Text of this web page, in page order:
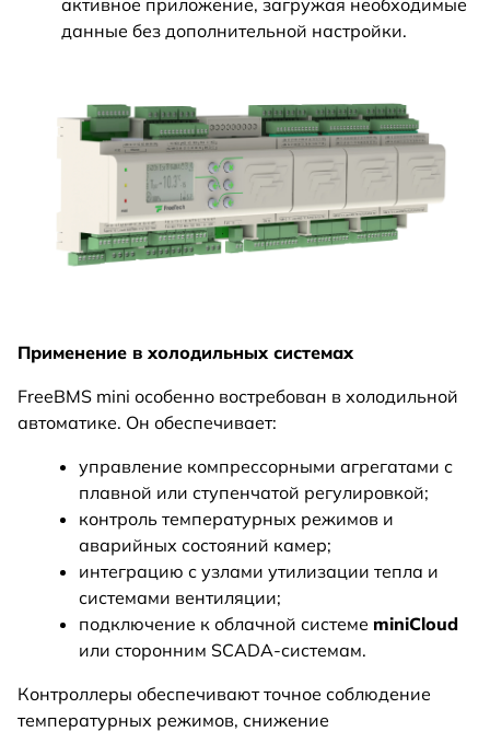
активное приложение, загружая необходимые
данные без дополнительной настройки.
Применение в холодильных системах
FreeBMS mini особенно востребован в холодильной
автоматике. Он обеспечивает:
управление компрессорными агрегатами с
плавной или ступенчатой регулировкой;
контроль температурных режимов и
аварийных состояний камер;
интеграцию с узлами утилизации тепла и
системами вентиляции;
подключение к облачной системе miniCloud
или сторонним SCADA-системам.
Контроллеры обеспечивают точное соблюдение
температурных режимов, снижение